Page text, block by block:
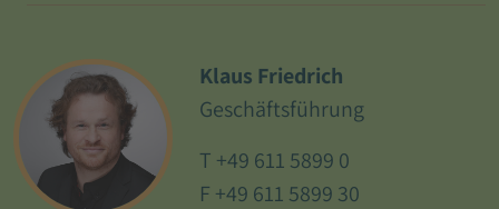
Klaus Friedrich
Geschäftsführung
T +49 611 5899 0
F +49 611 5899 30